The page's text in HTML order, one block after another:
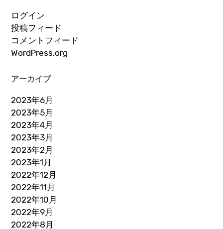
ログイン
投稿フィード
コメントフィード
WordPress.org
アーカイブ
2023年6月
2023年5月
2023年4月
2023年3月
2023年2月
2023年1月
2022年12月
2022年11月
2022年10月
2022年9月
2022年8月